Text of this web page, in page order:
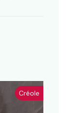
Créole